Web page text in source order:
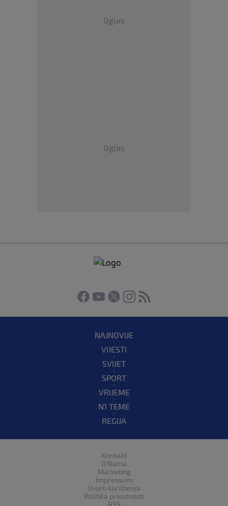
Oglas
Oglas
NAJNOVIJE
VIJESTI
SVIJET
SPORT
VRIJEME
N1 TEME
REGIJA
Kontakt
O Nama
Marketing
Impressum
Uvjeti korištenja
Politika privatnosti
RSS